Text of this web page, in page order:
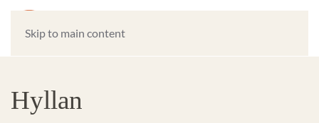
Skip to main content
Hyllan